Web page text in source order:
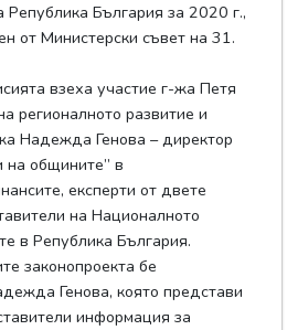
България за 2020 г.,
от Министерски съвет на 31.
взеха участие г-жа Петя
регионалното развитие и
Надежда Генова – директор
общините” в
експерти от двете
на Националното
в Република България.
законопроекта бе
Генова, която представи
информация за